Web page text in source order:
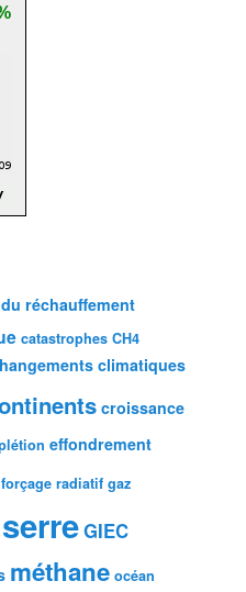
réchauffement
catastrophes CH4
climatiques
croissance
effondrement
forçage radiatif gaz
GIEC
méthane océan